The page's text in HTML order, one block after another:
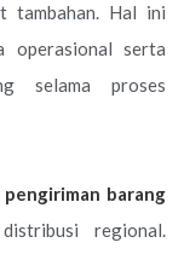
tambahan. Hal ini
operasional serta
selama proses
pengiriman barang
regional.